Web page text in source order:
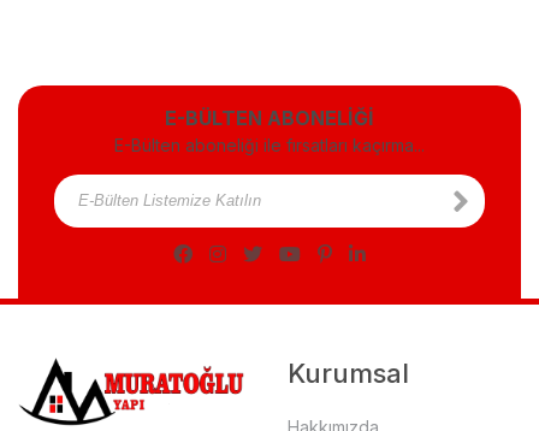
E-BÜLTEN ABONELİĞİ
E-Bülten aboneliği ile fırsatları kaçırma...
Kurumsal
Hakkımızda